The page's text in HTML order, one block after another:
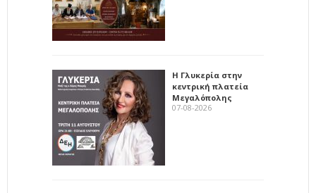
Η Γλυκερία στην
κεντρική πλατεία
Μεγαλόπολης
07-08-2026